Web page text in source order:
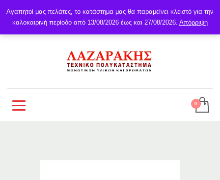
Αγαπητοί μας πελάτες, το κατάστημα μας θα παραμείνει κλειστό για την
καλοκαιρινή περίοδο από 13/08/2026 έως και 27/08/2026. Απόρριψη